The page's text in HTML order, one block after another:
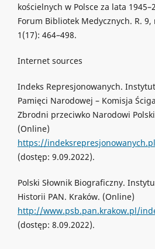
kościelnych w Polsce za lata
Forum Bibliotek Medycznych. R. 9,
1(17): 464–498.
Internet sources
Indeks Represjonowanych. Instytut
Pamięci Narodowej – Komisja
Zbrodni przeciwko Narodowi
(Online)
https://
(dostęp: 9.09.2022).
Polski Słownik Biograficzny.
Historii PAN. Kraków. (Online)
http://www.psb.pan.krakow.pl/
(dostęp: 8.09.2022).